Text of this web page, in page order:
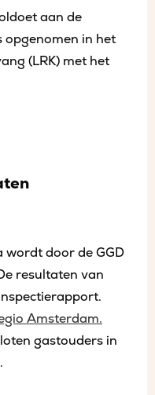
aan de
opgenomen in het
(LRK) met het
wordt door de GGD
resultaten van
Amsterdam.
gastouders in